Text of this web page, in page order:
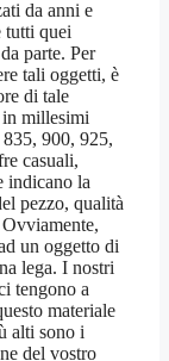
da anni e
tutti quei
parte. Per
tali oggetti, è
di tale
in millesimi
900, 925,
casuali,
indicano la
pezzo, qualità
un oggetto di
lega. I nostri
tengono a
materiale
alti sono i
del vostro